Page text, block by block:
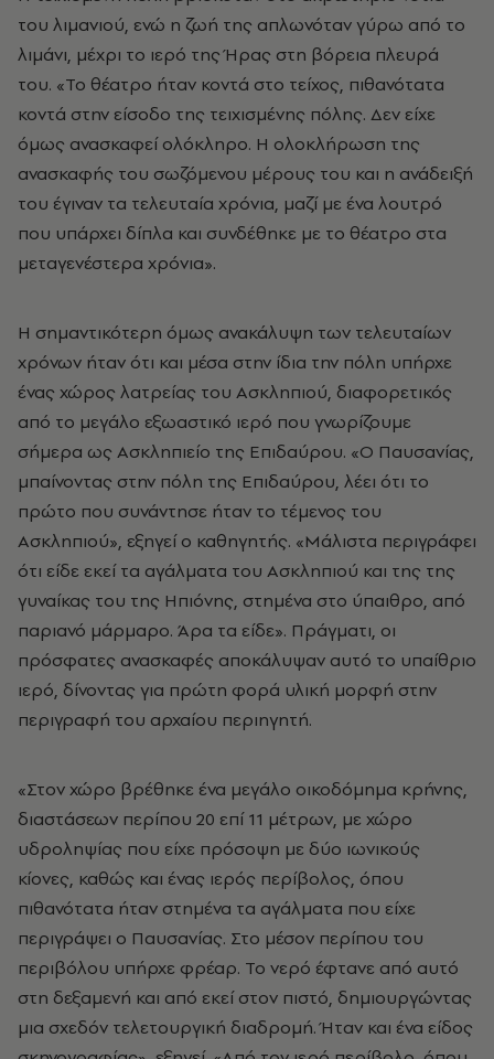
του λιμανιού, ενώ η ζωή της απλωνόταν γύρω από το
λιμάνι, μέχρι το ιερό της Ήρας στη βόρεια πλευρά
του. «Το θέατρο ήταν κοντά στο τείχος, πιθανότατα
κοντά στην είσοδο της τειχισμένης πόλης. Δεν είχε
όμως ανασκαφεί ολόκληρο. Η ολοκλήρωση της
ανασκαφής του σωζόμενου μέρους του και η ανάδειξή
του έγιναν τα τελευταία χρόνια, μαζί με ένα λουτρό
που υπάρχει δίπλα και συνδέθηκε με το θέατρο στα
μεταγενέστερα χρόνια».
Η σημαντικότερη όμως ανακάλυψη των τελευταίων
χρόνων ήταν ότι και μέσα στην ίδια την πόλη υπήρχε
ένας χώρος λατρείας του Ασκληπιού, διαφορετικός
από το μεγάλο εξωαστικό ιερό που γνωρίζουμε
σήμερα ως Ασκληπιείο της Επιδαύρου. «Ο Παυσανίας,
μπαίνοντας στην πόλη της Επιδαύρου, λέει ότι το
πρώτο που συνάντησε ήταν το τέμενος του
Ασκληπιού», εξηγεί ο καθηγητής. «Μάλιστα περιγράφει
ότι είδε εκεί τα αγάλματα του Ασκληπιού και της της
γυναίκας του της Ηπιόνης, στημένα στο ύπαιθρο, από
παριανό μάρμαρο. Άρα τα είδε». Πράγματι, οι
πρόσφατες ανασκαφές αποκάλυψαν αυτό το υπαίθριο
ιερό, δίνοντας για πρώτη φορά υλική μορφή στην
περιγραφή του αρχαίου περιηγητή.
«Στον χώρο βρέθηκε ένα μεγάλο οικοδόμημα κρήνης,
διαστάσεων περίπου 20 επί 11 μέτρων, με χώρο
υδροληψίας που είχε πρόσοψη με δύο ιωνικούς
κίονες, καθώς και ένας ιερός περίβολος, όπου
πιθανότατα ήταν στημένα τα αγάλματα που είχε
περιγράψει ο Παυσανίας. Στο μέσον περίπου του
περιβόλου υπήρχε φρέαρ. Το νερό έφτανε από αυτό
στη δεξαμενή και από εκεί στον πιστό, δημιουργώντας
μια σχεδόν τελετουργική διαδρομή. Ήταν και ένα είδος